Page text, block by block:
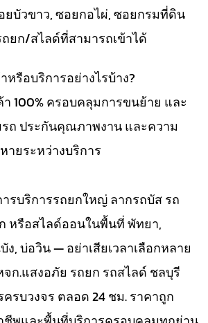
บัวขาว, ซอยกอไผ่, ซอยกรมที่ดิน
ยก/สไลด์ที่สามารถเข้าได้
รือบริการอย่างไรบ้าง?
100% ครอบคลุมการขนย้าย และ
รถ ประกันคุณภาพงาน และความ
ายระหว่างบริการ
รบริการรถยกใหญ่ ลากรถบัส รถ
หรือสไลด์ออนในพื้นที่ พัทยา,
, บ่อวิน — อย่าเสียเวลาเลือกหลาย
จก.แสงอภัย รถยก รถสไลด์ ชลบุรี
รบวงจร ตลอด 24 ชม. ราคาถูก